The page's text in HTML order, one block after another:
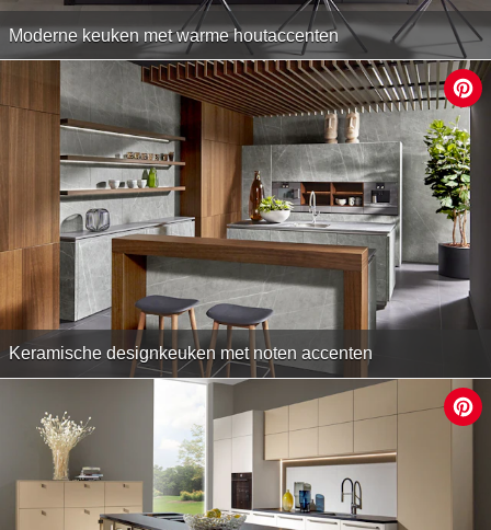
Moderne keuken met warme houtaccenten
Keramische designkeuken met noten accenten